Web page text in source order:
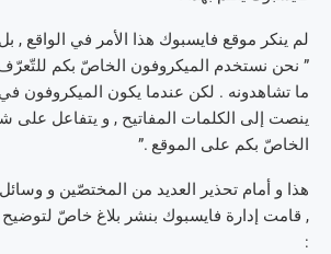
لم ينكر موقع فايسبوك هذا الأمر في الواقع ,
” نحن نستخدم الميكروفون الخاصّ بكم
ما تشاهدونه . لكن عندما يكون الميكروفون
ينصت إلى الكلمات المفاتيح , و يتفاعل
الخاصّ بكم على الموقع .”
هذا و أمام تحذير العديد من المختصّين و وسائل
, قامت إدارة فايسبوك بنشر بلاغ خاصّ لتوضيح
: